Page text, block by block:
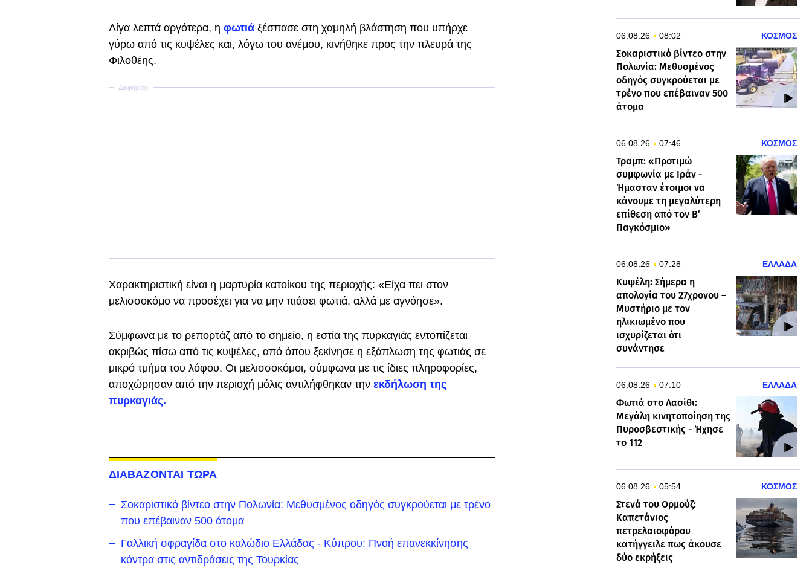
Λίγα λεπτά αργότερα, η φωτιά ξέσπασε στη χαμηλή βλάστηση που υπήρχε
γύρω από τις κυψέλες και, λόγω του ανέμου, κινήθηκε προς την πλευρά της
Φιλοθέης.
Χαρακτηριστική είναι η μαρτυρία κατοίκου της περιοχής: «Είχα πει στον
μελισσοκόμο να προσέχει για να μην πιάσει φωτιά, αλλά με αγνόησε».
Σύμφωνα με το ρεπορτάζ από το σημείο, η εστία της πυρκαγιάς εντοπίζεται
ακριβώς πίσω από τις κυψέλες, από όπου ξεκίνησε η εξάπλωση της φωτιάς σε
μικρό τμήμα του λόφου. Οι μελισσοκόμοι, σύμφωνα με τις ίδιες πληροφορίες,
αποχώρησαν από την περιοχή μόλις αντιλήφθηκαν την εκδήλωση της
πυρκαγιάς.
ΔΙΑΒΑΖΟΝΤΑΙ ΤΩΡΑ
Σοκαριστικό βίντεο στην Πολωνία: Μεθυσμένος οδηγός συγκρούεται με τρένο
που επέβαιναν 500 άτομα
Γαλλική σφραγίδα στο καλώδιο Ελλάδας - Κύπρου: Πνοή επανεκκίνησης
κόντρα στις αντιδράσεις της Τουρκίας
06.08.26 08:02 ΚΟΣΜΟΣ
Σοκαριστικό βίντεο στην
Πολωνία: Μεθυσμένος
οδηγός συγκρούεται με
τρένο που επέβαιναν 500
άτομα
06.08.26 07:46 ΚΟΣΜΟΣ
Τραμπ: «Προτιμώ
συμφωνία με Ιράν -
Ήμασταν έτοιμοι να
κάνουμε τη μεγαλύτερη
επίθεση από τον Β’
Παγκόσμιο»
06.08.26 07:28 ΕΛΛΑΔΑ
Κυψέλη: Σήμερα η
απολογία του 27χρονου –
Μυστήριο με τον
ηλικιωμένο που
ισχυρίζεται ότι
συνάντησε
06.08.26 07:10 ΕΛΛΑΔΑ
Φωτιά στo Λασίθι:
Μεγάλη κινητοποίηση της
Πυροσβεστικής - Ήχησε
το 112
06.08.26 05:54 ΚΟΣΜΟΣ
Στενά του Ορμούζ:
Καπετάνιος
πετρελαιοφόρου
κατήγγειλε πως άκουσε
δύο εκρήξεις